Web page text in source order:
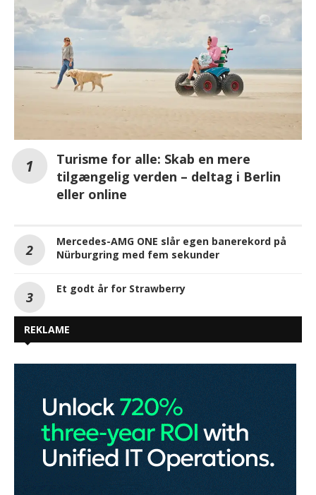
Turisme for alle: Skab en mere
tilgængelig verden – deltag i Berlin
eller online
Mercedes-AMG ONE slår egen banerekord på
Nürburgring med fem sekunder
Et godt år for Strawberry
REKLAME